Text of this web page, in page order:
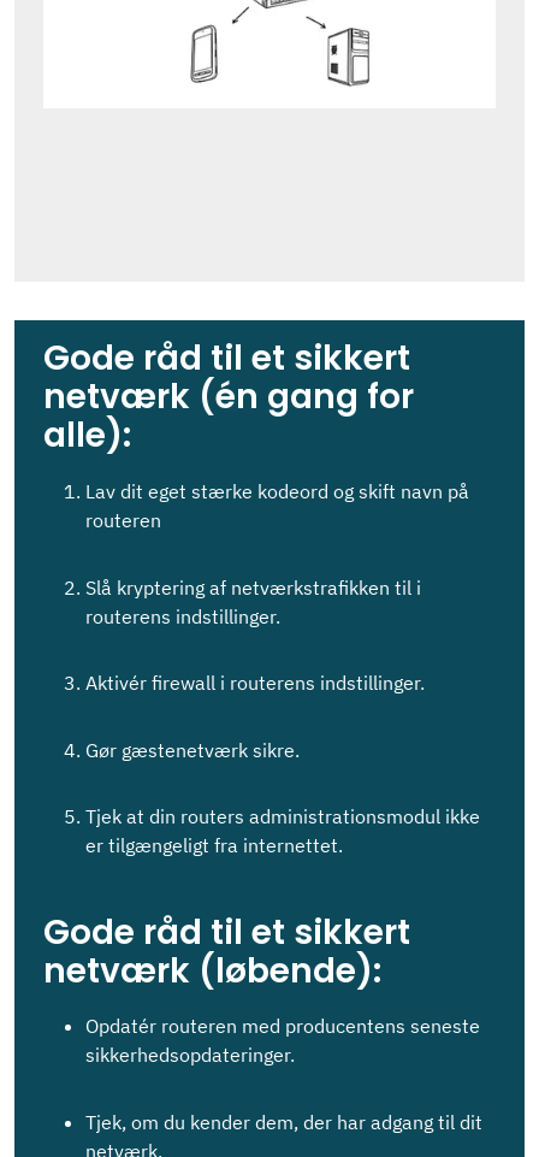
Gode råd til et sikkert
netværk (én gang for
alle):
Lav dit eget stærke kodeord og skift navn på
routeren
Slå kryptering af netværkstrafikken til i
routerens indstillinger.
Aktivér firewall i routerens indstillinger.
Gør gæstenetværk sikre.
Tjek at din routers administrationsmodul ikke
er tilgængeligt fra internettet.
Gode råd til et sikkert
netværk (løbende):
Opdatér routeren med producentens seneste
sikkerhedsopdateringer.
Tjek, om du kender dem, der har adgang til dit
netværk.